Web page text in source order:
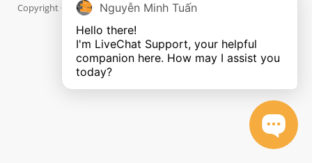
Copyright © 2026 DiWP.com. All Rights Reserved.
Nguyễn Minh Tuấn
Hello there!
I'm LiveChat Support, your helpful
companion here. How may I assist you
today?